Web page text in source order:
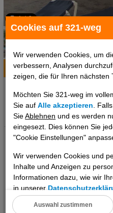
Cookies auf 321-weg
Wir verwenden Cookies, um
verbessern, Analysen
zeigen, die für Ihren nächsten
Möchten Sie 321-weg im
Sie aufAlle akzeptieren .
SieAblehnen und es werden
eingesezt. Dies können Sie
"Cookie Einstellungen"
Wir verwenden Cookies und
Inhalte und Anzeigen zu
Informationen dazu, wie wir
in unserer
Datenschutz- und
Auswahl zustimmen
1 / 6
Hotelinfo
Klima zum
°C
Lage: Das attraktive
direkten Zugang zum Strand
entfernt, mit Zugang über
Antonio sind es ca. 3 km.
ca. 150 m vor dem Hotel.
344 Einzelzimmer verteilen